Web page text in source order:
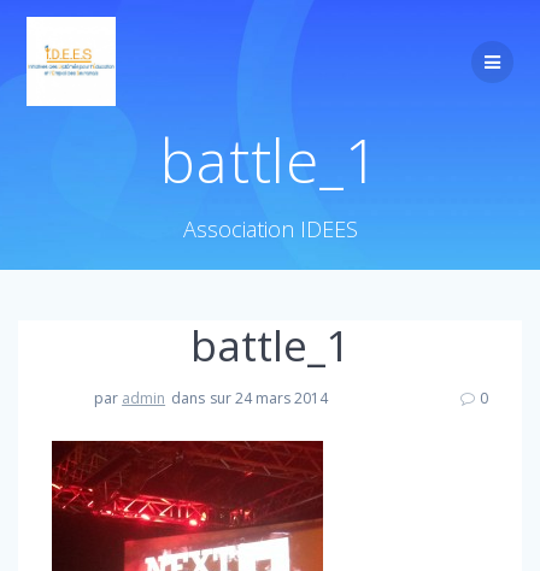
battle_1
Association IDEES
battle_1
par admin dans sur 24 mars 2014 0